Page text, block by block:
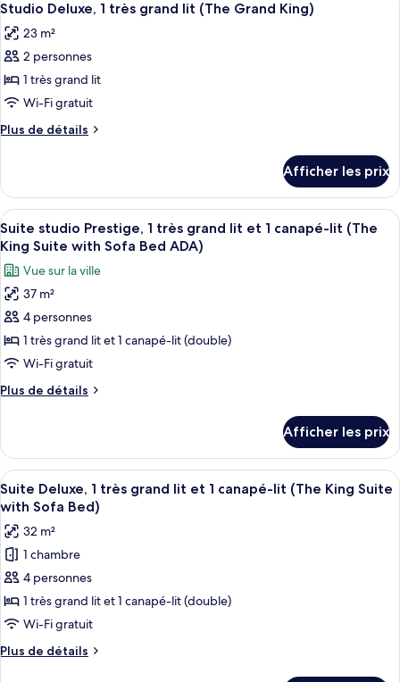
très
grand
lit
et
1
canapé-
lit
King
with
Sofa
Bed)
1
grand
lit
canapé-
(The
Sofa
Bed)
toutes
les
photos
pour
ce
type
de
Studio
Deluxe,
1
très
grand
lit
(The
Grand
King)
7
Studio Deluxe, 1 très grand lit (The Grand King)
23 m²
2 personnes
1 très grand lit
Wi-Fi gratuit
Plus de détails
Plus
Studio
Deluxe,
1
très
grand
lit
(The
Grand
King)
Afficher les prix
Afficher
toutes
les
photos
pour
ce
type
de
chambre :
Suite
Prestige,
très
grand
lit
et
canapé-
lit
(The
King
Une chambre d’hôtel équipée
10
Suite studio Prestige, 1 très grand lit et 1 canapé-lit (The
King Suite with Sofa Bed ADA)
Vue sur la ville
37 m²
4 personnes
1 très grand lit et 1 canapé-lit (double)
Wi-Fi gratuit
Plus de détails
Plus
Suite
studio
Prestige,
1
grand
lit
et
canapé-
(The
King
Suite
Afficher les prix
Afficher
toutes
les
photos
pour
ce
type
de
chambre :
Suite
Une chambre d’hôtel équipée
12
Suite Deluxe, 1 très grand lit et 1 canapé-lit (The King Suite
with Sofa Bed)
32 m²
1 chambre
4 personnes
1 très grand lit et 1 canapé-lit (double)
Wi-Fi gratuit
Plus de détails
Plus